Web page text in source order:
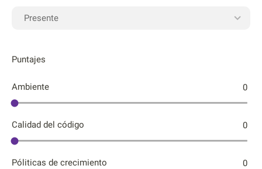
Puntajes
Ambiente 0
Calidad del código 0
Póliticas de crecimiento 0